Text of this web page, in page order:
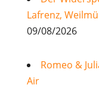
Lafrenz,
09/08/2026
Romeo &
Air